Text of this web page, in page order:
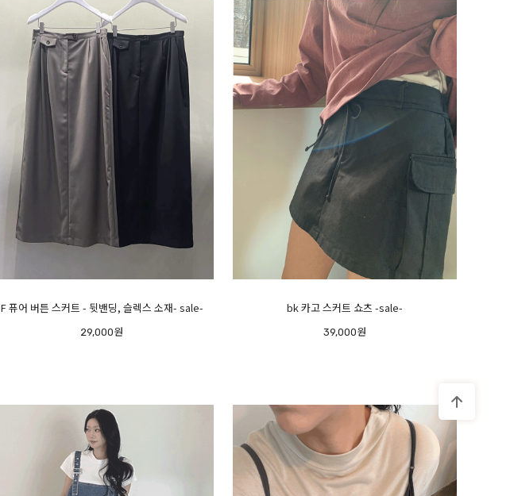
F 퓨어 버튼 스커트 - 뒷밴딩, 슬렉스 소재- sale-
29,000원
bk 카고 스커트 쇼츠 -sale-
39,000원